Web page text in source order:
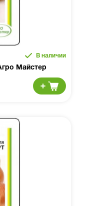
В наличии
Майстер